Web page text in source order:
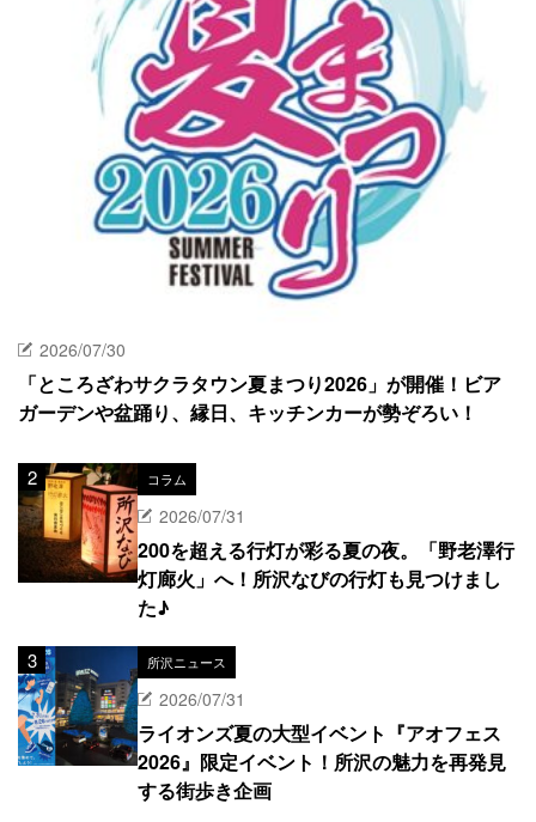
2026/07/30
「ところざわサクラタウン夏まつり2026」が開催！ビア
ガーデンや盆踊り、縁日、キッチンカーが勢ぞろい！
コラム
2026/07/31
200を超える行灯が彩る夏の夜。「野老澤行
灯廊火」へ！所沢なびの行灯も見つけまし
た♪
所沢ニュース
2026/07/31
ライオンズ夏の大型イベント『アオフェス
2026』限定イベント！所沢の魅力を再発見
する街歩き企画